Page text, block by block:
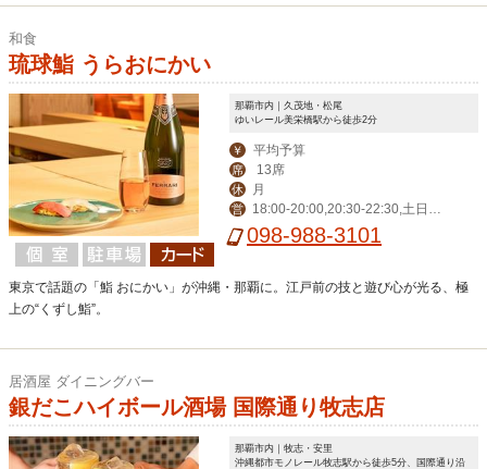
和食
琉球鮨 うらおにかい
那覇市内｜久茂地・松尾
ゆいレール美栄橋駅から徒歩2分
￥ 平均予算
席 13席
休 月
営
18:00-20:00,20:30-22:30,土日祝 1
2:00-14:00,18:00-22:30
098-988-3101
東京で話題の「鮨 おにかい」が沖縄・那覇に。江戸前の技と遊び心が光る、極
上の“くずし鮨”。
居酒屋 ダイニングバー
銀だこハイボール酒場 国際通り牧志店
那覇市内｜牧志・安里
沖縄都市モノレール牧志駅から徒歩5分、国際通り沿